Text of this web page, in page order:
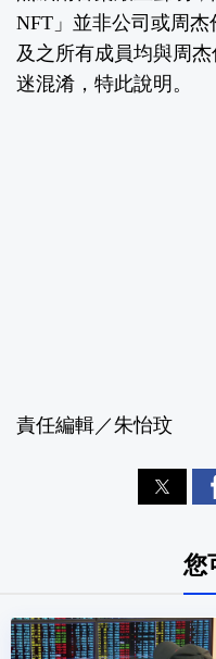
NFT」並非公司或周
及之所有成員均與周
迷混淆，特此說明。
責任編輯／朱怡玟
您